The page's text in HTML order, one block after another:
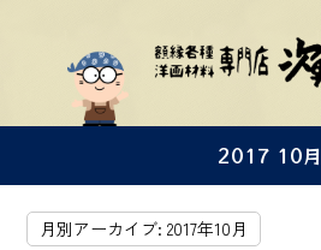
2017 10月
月別アーカイブ:2017年10月